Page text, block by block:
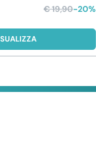
€19,90-20%